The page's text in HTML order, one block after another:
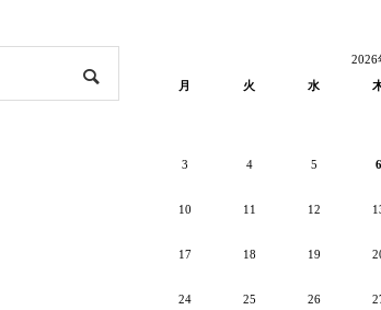
2026
月
火 水
3 4 5 6
10 11 12
17 18 19
24 25 26